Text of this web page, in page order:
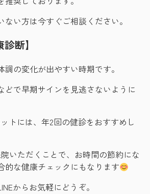
ない方は今すぐご相談ください。
断】
の変化が出やすい時期です。
どで早期サインを見逃さないように
トには、年2回の健診をおすすめし
いただくことで、お時間の節約にな
的な健康チェックにもなります
からお気軽にどうぞ。